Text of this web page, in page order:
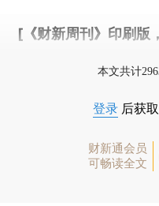
[《财新周刊》印刷版，
本文共计
登录 后获
财新通会员
可畅读全文